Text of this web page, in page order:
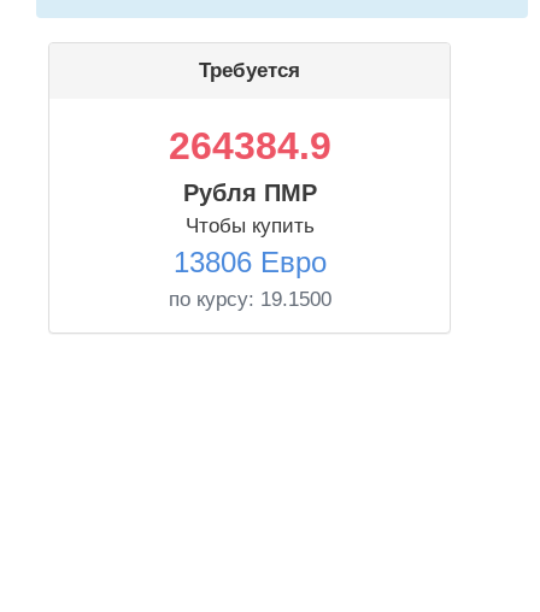
Требуется
264384.9
Рубля ПМР
Чтобы купить
13806 Евро
по курсу: 19.1500